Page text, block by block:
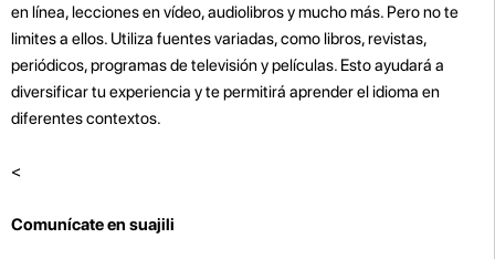
en línea, lecciones en vídeo, audiolibros y mucho más. Pero no te
limites a ellos. Utiliza fuentes variadas, como libros, revistas,
periódicos, programas de televisión y películas. Esto ayudará a
diversificar tu experiencia y te permitirá aprender el idioma en
diferentes contextos.
<
Comunícate en suajili